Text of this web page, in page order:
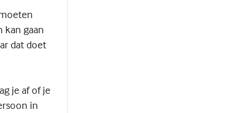
kan gaan
dat doet
je af of je
in